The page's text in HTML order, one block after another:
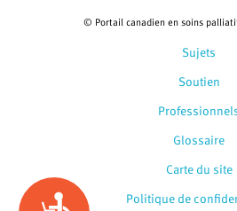
Accessibility
Sujets
Soutien
Glossaire
© Portail canadien en soins
Carte du site
Politique de